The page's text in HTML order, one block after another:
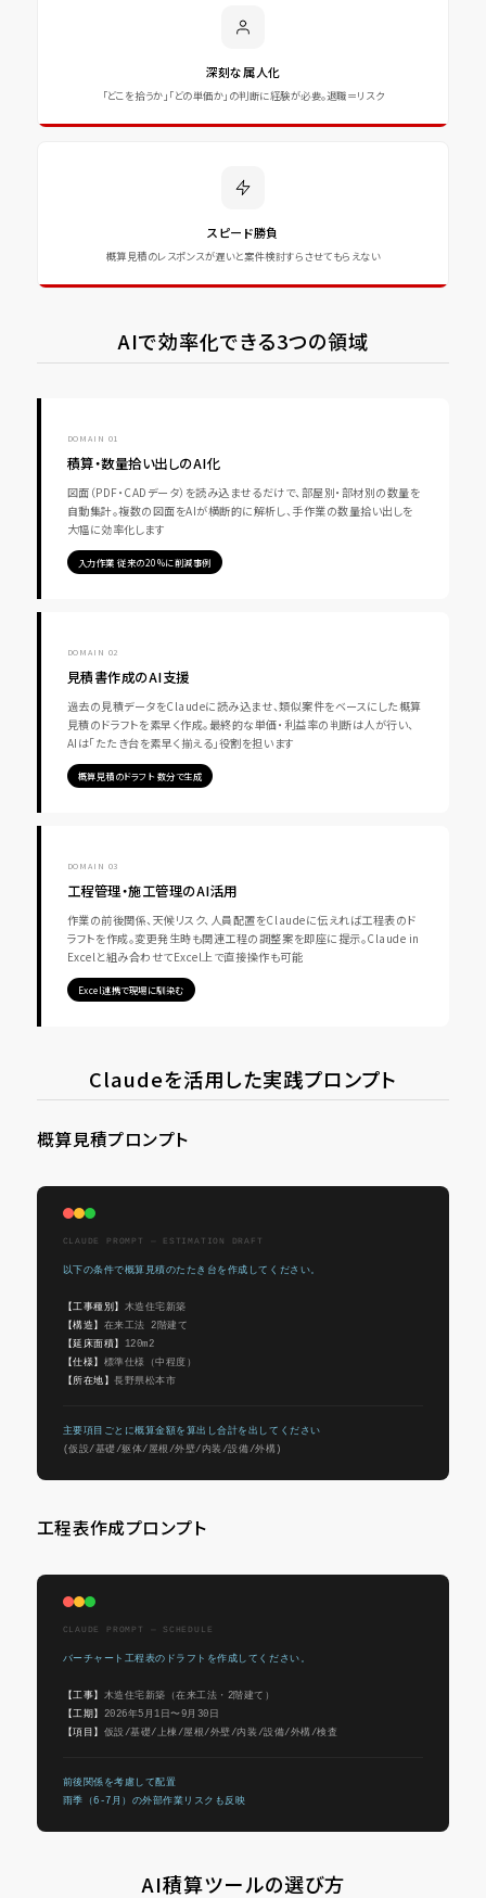
深刻な属人化
「どこを拾うか」「どの単価か」の判断に経験が必要。退職＝リスク
スピード勝負
概算見積のレスポンスが遅いと案件検討すらさせてもらえない
AIで効率化できる3つの領域
DOMAIN 01
積算・数量拾い出しのAI化
図面（PDF・CADデータ）を読み込ませるだけで、部屋別・部材別の数量を
自動集計。複数の図面をAIが横断的に解析し、手作業の数量拾い出しを
大幅に効率化します
入力作業 従来の20%に削減事例
DOMAIN 02
見積書作成のAI支援
過去の見積データをClaudeに読み込ませ、類似案件をベースにした概算
見積のドラフトを素早く作成。最終的な単価・利益率の判断は人が行い、
AIは「たたき台を素早く揃える」役割を担います
概算見積のドラフト 数分で生成
DOMAIN 03
工程管理・施工管理のAI活用
作業の前後関係、天候リスク、人員配置をClaudeに伝えれば工程表のド
ラフトを作成。変更発生時も関連工程の調整案を即座に提示。Claude in
Excelと組み合わせてExcel上で直接操作も可能
Excel連携で現場に馴染む
Claudeを活用した実践プロンプト
概算見積プロンプト
CLAUDE PROMPT — ESTIMATION DRAFT
以下の条件で概算見積のたたき台を作成してください。
【工事種別】 木造住宅新築
【構造】 在来工法 2階建て
【延床面積】 120m2
【仕様】 標準仕様（中程度）
【所在地】長野県松本市
主要項目ごとに概算金額を算出し合計を出してください
(仮設/基礎/躯体/屋根/外壁/内装/設備/外構)
工程表作成プロンプト
CLAUDE PROMPT — SCHEDULE
バーチャート工程表のドラフトを作成してください。
【工事】 木造住宅新築（在来工法・2階建て）
【工期】 2026年5月1日〜9月30日
【項目】 仮設/基礎/上棟/屋根/外壁/内装/設備/外構/検査
前後関係を考慮して配置
雨季（6-7月）の外部作業リスクも反映
AI積算ツールの選び方